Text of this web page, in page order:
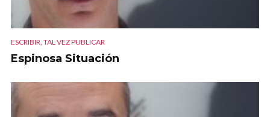
ESCRIBIR, TAL VEZ PUBLICAR
Espinosa Situación